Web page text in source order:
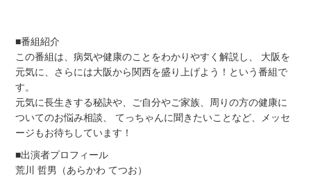
■番組紹介
この番組は、病気や健康のことをわかりやすく解説し、 大阪を
元気に、さらには大阪から関西を盛り上げよう！という番組で
す。
元気に長生きする秘訣や、ご自分やご家族、周りの方の健康に
ついてのお悩み相談、 てっちゃんに聞きたいことなど、メッセ
ージもお待ちしています！
■出演者プロフィール
荒川 哲男（あらかわ てつお）